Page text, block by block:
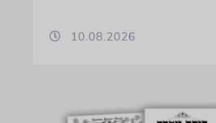
10.08.2026